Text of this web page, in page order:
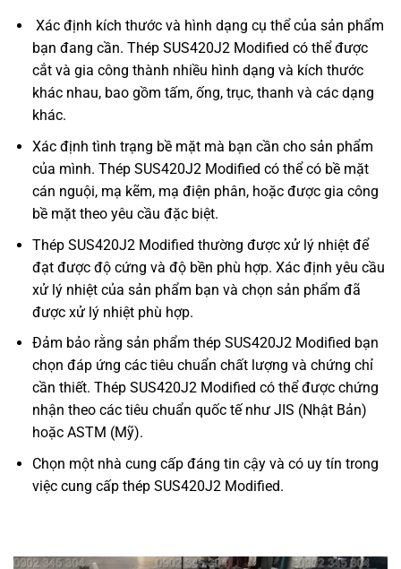
Xác định kích thước và hình dạng cụ thể của sản phẩm
bạn đang cần. Thép SUS420J2 Modified có thể được
cắt và gia công thành nhiều hình dạng và kích thước
khác nhau, bao gồm tấm, ống, trục, thanh và các dạng
khác.
Xác định tình trạng bề mặt mà bạn cần cho sản phẩm
của mình. Thép SUS420J2 Modified có thể có bề mặt
cán nguội, mạ kẽm, mạ điện phân, hoặc được gia công
bề mặt theo yêu cầu đặc biệt.
Thép SUS420J2 Modified thường được xử lý nhiệt để
đạt được độ cứng và độ bền phù hợp. Xác định yêu cầu
xử lý nhiệt của sản phẩm bạn và chọn sản phẩm đã
được xử lý nhiệt phù hợp.
Đảm bảo rằng sản phẩm thép SUS420J2 Modified bạn
chọn đáp ứng các tiêu chuẩn chất lượng và chứng chỉ
cần thiết. Thép SUS420J2 Modified có thể được chứng
nhận theo các tiêu chuẩn quốc tế như JIS (Nhật Bản)
hoặc ASTM (Mỹ).
Chọn một nhà cung cấp đáng tin cậy và có uy tín trong
việc cung cấp thép SUS420J2 Modified.